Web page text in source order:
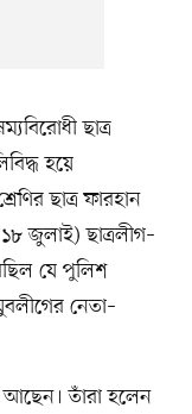
ছাত্র
হয়ে
ছাত্র ফারহান
জুলাই) ছাত্রলীগ–
যে পুলিশ
নেতা–
আছেন। তাঁরা হলেন